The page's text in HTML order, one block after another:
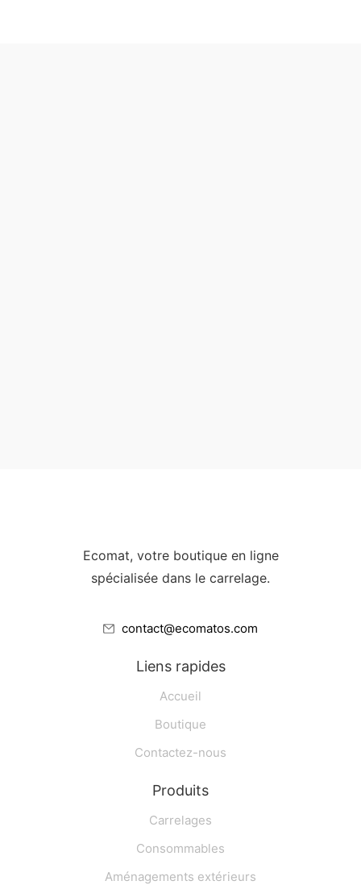
Ecomat, votre boutique en ligne
spécialisée dans le carrelage.
contact@ecomatos.com
Liens rapides
Accueil
Boutique
Contactez-nous
Produits
Carrelages
Consommables
Aménagements extérieurs